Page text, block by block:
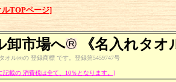
TOPページ]
卸市場へ 《名入れタオ
オル㈱の 登録商標 です。登録第5459747号
記載の 消費税は全て、10％となります。 ]